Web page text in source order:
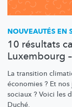
NOUVEAUTÉS EN
10 résultats
Luxembourg
La transition
économies ? Et nos
sociaux ? Voici les
Duché.